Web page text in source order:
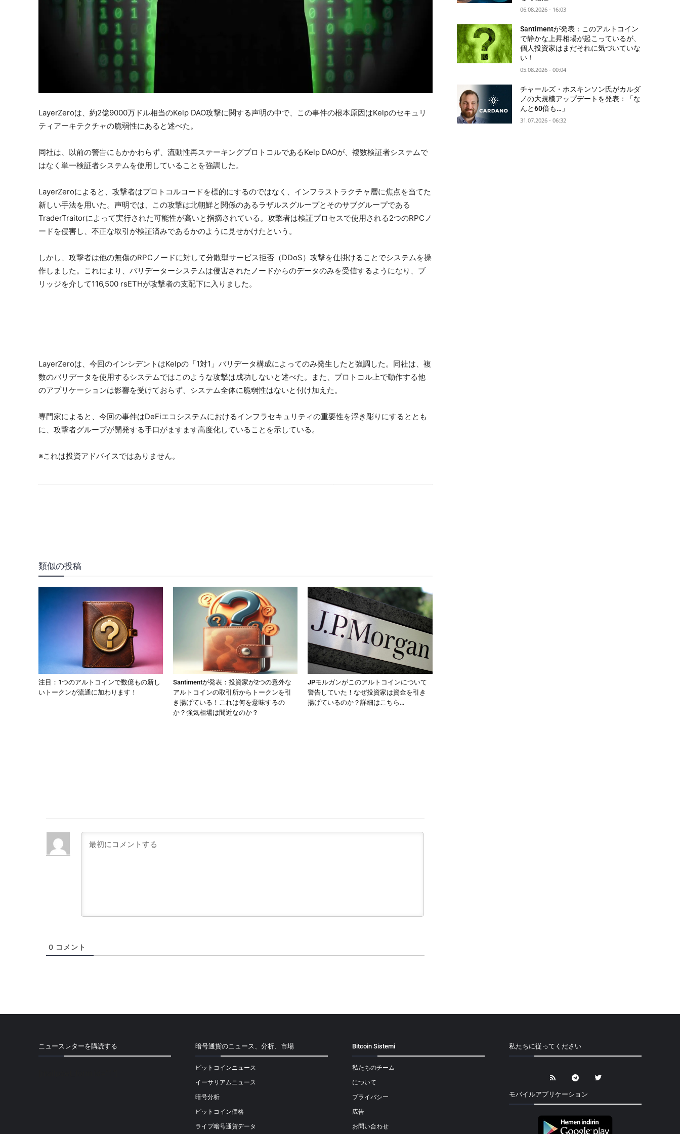
LayerZeroは、約2億9000万ドル相当のKelp DAO攻撃に関する声明の中で、この事件の根本原因はKelpのセキュリ
ティアーキテクチャの脆弱性にあると述べた。
同社は、以前の警告にもかかわらず、流動性再ステーキングプロトコルであるKelp DAOが、複数検証者システムで
はなく単一検証者システムを使用していることを強調した。
LayerZeroによると、攻撃者はプロトコルコードを標的にするのではなく、インフラストラクチャ層に焦点を当てた
新しい手法を用いた。声明では、この攻撃は北朝鮮と関係のあるラザルスグループとそのサブグループである
TraderTraitorによって実行された可能性が高いと指摘されている。攻撃者は検証プロセスで使用される2つのRPCノ
ードを侵害し、不正な取引が検証済みであるかのように見せかけたという。
しかし、攻撃者は他の無傷のRPCノードに対して分散型サービス拒否（DDoS）攻撃を仕掛けることでシステムを操
作しました。これにより、バリデーターシステムは侵害されたノードからのデータのみを受信するようになり、ブ
リッジを介して116,500 rsETHが攻撃者の支配下に入りました。
LayerZeroは、今回のインシデントはKelpの「1対1」バリデータ構成によってのみ発生したと強調した。同社は、複
数のバリデータを使用するシステムではこのような攻撃は成功しないと述べた。また、プロトコル上で動作する他
のアプリケーションは影響を受けておらず、システム全体に脆弱性はないと付け加えた。
専門家によると、今回の事件はDeFiエコシステムにおけるインフラセキュリティの重要性を浮き彫りにするととも
に、攻撃者グループが開発する手口がますます高度化していることを示している。
※これは投資アドバイスではありません。
類似の投稿
注目：1つのアルトコインで数億もの新し
いトークンが流通に加わります！
Santimentが発表：投資家が2つの意外な
アルトコインの取引所からトークンを引
き揚げている！これは何を意味するの
か？強気相場は間近なのか？
JPモルガンがこのアルトコインについて
警告していた！なぜ投資家は資金を引き
揚げているのか？詳細はこちら…
0 コメント
06.08.2026 - 16:03
Santimentが発表：このアルトコイン
で静かな上昇相場が起こっているが、
個人投資家はまだそれに気づいていな
い！
05.08.2026 - 00:04
チャールズ・ホスキンソン氏がカルダ
ノの大規模アップデートを発表：「な
んと60倍も…」
31.07.2026 - 06:32
ニュースレターを購読する 暗号通貨のニュース、分析、市場
ビットコインニュース
イーサリアムニュース
暗号分析
ビットコイン価格
ライブ暗号通貨データ
Bitcoin Sistemi
私たちのチーム
について
プライバシー
広告
お問い合わせ
私たちに従ってください
モバイルアプリケーション